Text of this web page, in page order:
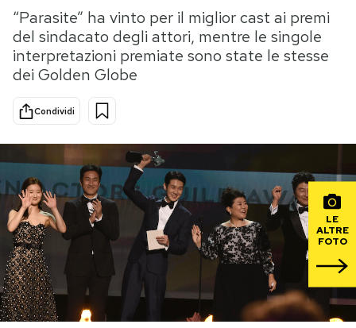
Tecnologia
Internet
Scienza
Cultura
Economia
Storie/Idee
Ok Boomer!
Media
PODCAST
NEWSLETTER
I MIEI PREFERITI
“Parasite” ha vinto per il miglior cast ai premi
del sindacato degli attori, mentre le singole
interpretazioni premiate sono state le stesse
dei Golden Globe
Condividi
LE
ALTRE
FOTO